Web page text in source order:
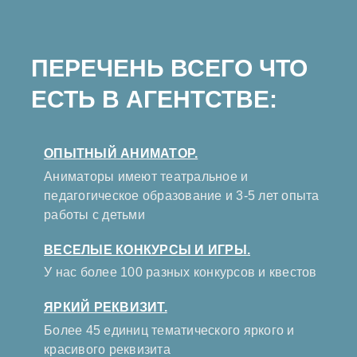
ПЕРЕЧЕНЬ ВСЕГО ЧТО
ЕСТЬ В АГЕНТСТВЕ:
ОПЫТНЫЙ АНИМАТОР.
Аниматоры имеют театральное и
педагогическое образование и 3-5 лет опыта
работы с детьми
ВЕСЕЛЫЕ КОНКУРСЫ И ИГРЫ.
У нас более 100 разных конкурсов и квестов
ЯРКИЙ РЕКВИЗИТ.
Более 45 единиц тематического яркого и
красивого реквизита